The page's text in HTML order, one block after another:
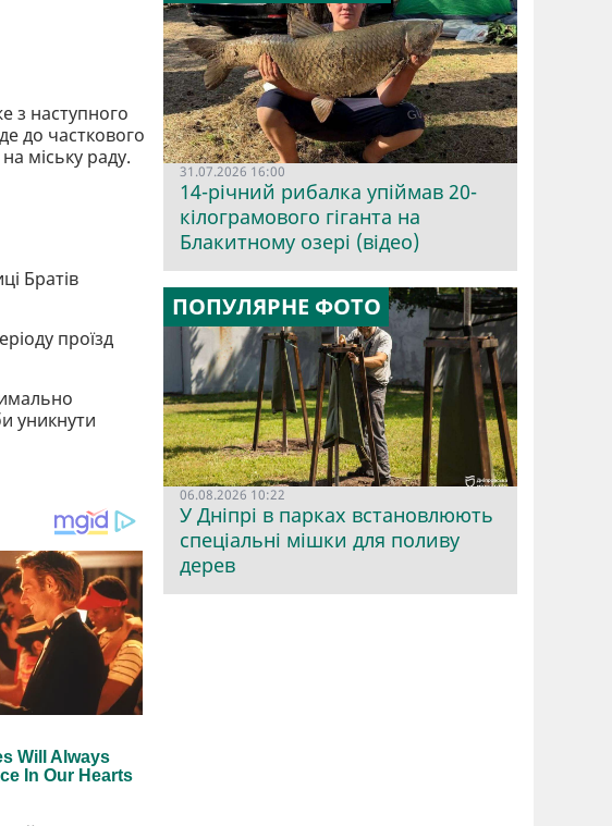
з наступного
до часткового
міську раду.
Братів
проїзд
уникнути
31.07.2026 16:00
14-річний рибалка упіймав 20-
кілограмового гіганта на
Блакитному озері (відео)
ПОПУЛЯРНЕ ФОТО
06.08.2026 10:22
У Дніпрі в парках встановлюють
спеціальні мішки для поливу
дерев